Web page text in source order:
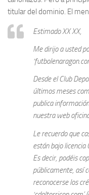
titular del dominio. El
Estimado XX XX,
Me dirijo a usted
Desde el Club
últimos meses
publica
nuestra web
Le recuerdo que
están bajo licencia
Es decir, podéis
públicamente, así
reconocerse los